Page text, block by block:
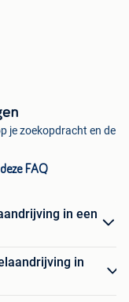
je zoekopdracht en de
FAQ
in een
in